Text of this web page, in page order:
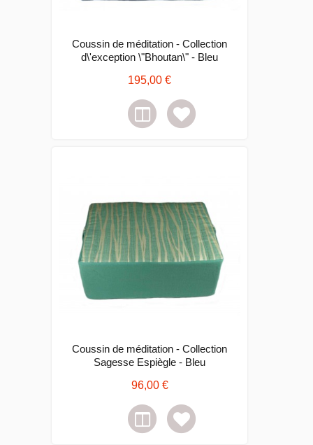
Coussin de méditation - Collection
d\'exception \"Bhoutan\" - Bleu
195,00 €
Coussin de méditation - Collection
Sagesse Espiègle - Bleu
96,00 €